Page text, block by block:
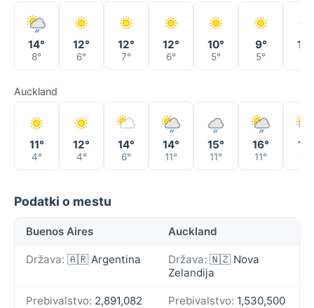
14°
8°
12°
6°
12°
7°
12°
6°
10°
5°
9°
5°
10°
Auckland
11°
4°
12°
4°
14°
6°
14°
11°
15°
11°
16°
11°
17°
Podatki o mestu
Buenos Aires Auckland
Država: 🇦🇷 Argentina Država: 🇳🇿 Nova
Zelandija
Prebivalstvo: 2,891,082 Prebivalstvo: 1,530,500